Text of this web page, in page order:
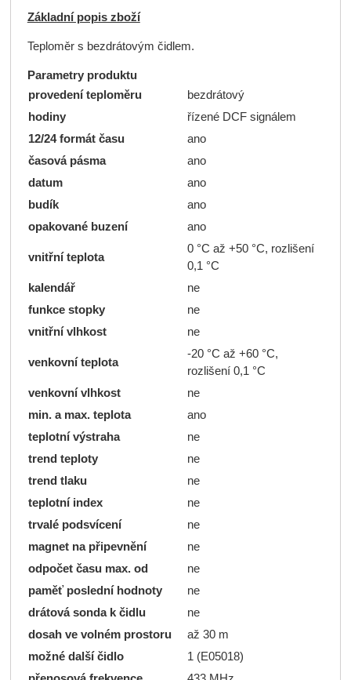
Základní popis zboží
Teploměr s bezdrátovým čidlem.
Parametry produktu
provedení teploměru
bezdrátový
hodiny
řízené DCF signálem
12/24 formát času
ano
časová pásma
ano
datum
ano
budík
ano
opakované buzení
ano
vnitřní teplota
0 °C až +50 °C, rozlišení
0,1 °C
kalendář
ne
funkce stopky
ne
vnitřní vlhkost
ne
venkovní teplota
-20 °C až +60 °C,
rozlišení 0,1 °C
venkovní vlhkost
ne
min. a max. teplota
ano
teplotní výstraha
ne
trend teploty
ne
trend tlaku
ne
teplotní index
ne
trvalé podsvícení
ne
magnet na připevnění
ne
odpočet času max. od
ne
paměť poslední hodnoty
ne
drátová sonda k čidlu
ne
dosah ve volném prostoru
až 30 m
možné další čidlo
1 (E05018)